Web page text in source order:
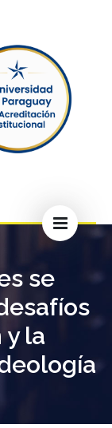
se
la